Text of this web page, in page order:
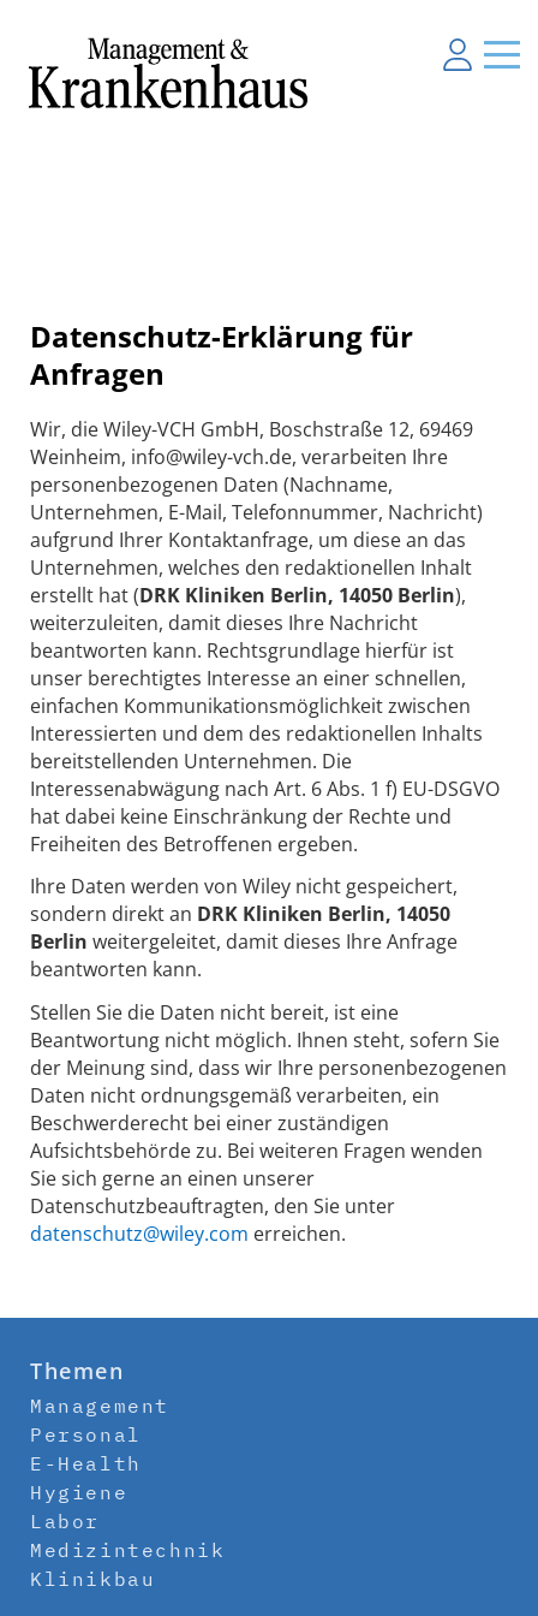
Datenschutz-Erklärung für
Anfragen
Wir, die Wiley-VCH GmbH, Boschstraße 12, 69469
Weinheim, info@wiley-vch.de, verarbeiten Ihre
personenbezogenen Daten (Nachname,
Unternehmen, E-Mail, Telefonnummer, Nachricht)
aufgrund Ihrer Kontaktanfrage, um diese an das
Unternehmen, welches den redaktionellen Inhalt
erstellt hat (DRK Kliniken Berlin, 14050 Berlin),
weiterzuleiten, damit dieses Ihre Nachricht
beantworten kann. Rechtsgrundlage hierfür ist
unser berechtigtes Interesse an einer schnellen,
einfachen Kommunikationsmöglichkeit zwischen
Interessierten und dem des redaktionellen Inhalts
bereitstellenden Unternehmen. Die
Interessenabwägung nach Art. 6 Abs. 1 f) EU-DSGVO
hat dabei keine Einschränkung der Rechte und
Freiheiten des Betroffenen ergeben.
Ihre Daten werden von Wiley nicht gespeichert,
sondern direkt an DRK Kliniken Berlin, 14050
Berlin weitergeleitet, damit dieses Ihre Anfrage
beantworten kann.
Stellen Sie die Daten nicht bereit, ist eine
Beantwortung nicht möglich. Ihnen steht, sofern Sie
der Meinung sind, dass wir Ihre personenbezogenen
Daten nicht ordnungsgemäß verarbeiten, ein
Beschwerderecht bei einer zuständigen
Aufsichtsbehörde zu. Bei weiteren Fragen wenden
Sie sich gerne an einen unserer
Datenschutzbeauftragten, den Sie unter
datenschutz@wiley.com erreichen.
Themen
Management
Personal
E-Health
Hygiene
Labor
Medizintechnik
Klinikbau